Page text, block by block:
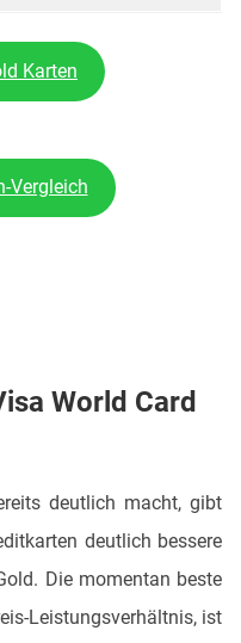
Karten
Vergleich
World Card
deutlich macht, gibt
deutlich bessere
Die momentan beste
Leistungsverhältnis, ist